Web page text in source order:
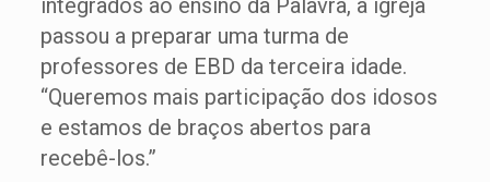
integrados ao ensino da Palavra, a igreja
passou a preparar uma turma de
professores de EBD da terceira idade.
“Queremos mais participação dos idosos
e estamos de braços abertos para
recebê-los.”